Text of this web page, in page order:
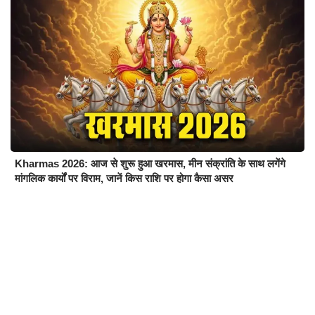
Kharmas 2026: आज से शुरू हुआ खरमास, मीन संक्रांति के साथ लगेंगे
मांगलिक कार्यों पर विराम, जानें किस राशि पर होगा कैसा असर